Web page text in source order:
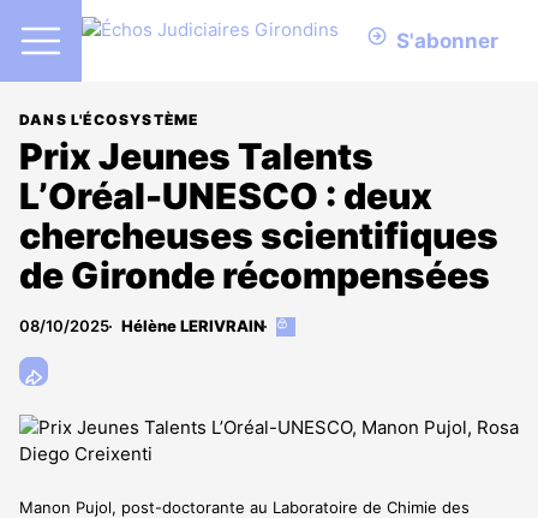
S'abonner
DANS L'ÉCOSYSTÈME
Prix Jeunes Talents
L’Oréal-UNESCO : deux
chercheuses scientifiques
de Gironde récompensées
08/10/2025 Hélène LERIVRAIN
Cet
aux
abonnés
Manon Pujol, post-doctorante au Laboratoire de Chimie des